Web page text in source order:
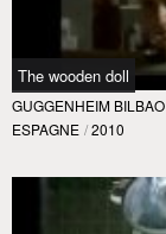
The wooden doll
GUGGENHEIM BILBAO
ESPAGNE / 2010